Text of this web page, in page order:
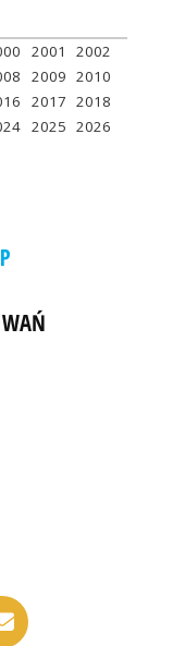
2001
2002
2009 2010
2017 2018
2025 2026